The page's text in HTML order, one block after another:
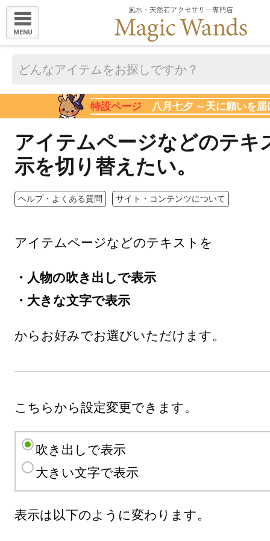
MENU
特設ページ 八月七夕 ～天に願いを届
アイテムページなどのテキ
示を切り替えたい。
ヘルプ・よくある質問 サイト・コンテンツについて
アイテムページなどのテキストを
・人物の吹き出しで表示
・大きな文字で表示
からお好みでお選びいただけます。
こちらから設定変更できます。
吹き出しで表示
大きい文字で表示
表示は以下のように変わります。